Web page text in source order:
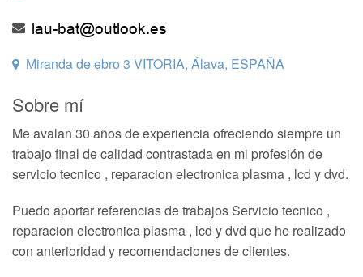
Miranda de ebro 3 VITORIA, Álava, ESPAÑA
Sobre mí
Me avalan 30 años de experiencia ofreciendo siempre un
trabajo final de calidad contrastada en mi profesión de
servicio tecnico , reparacion electronica plasma , lcd y dvd.
Puedo aportar referencias de trabajos Servicio tecnico ,
reparacion electronica plasma , lcd y dvd que he realizado
con anterioridad y recomendaciones de clientes.